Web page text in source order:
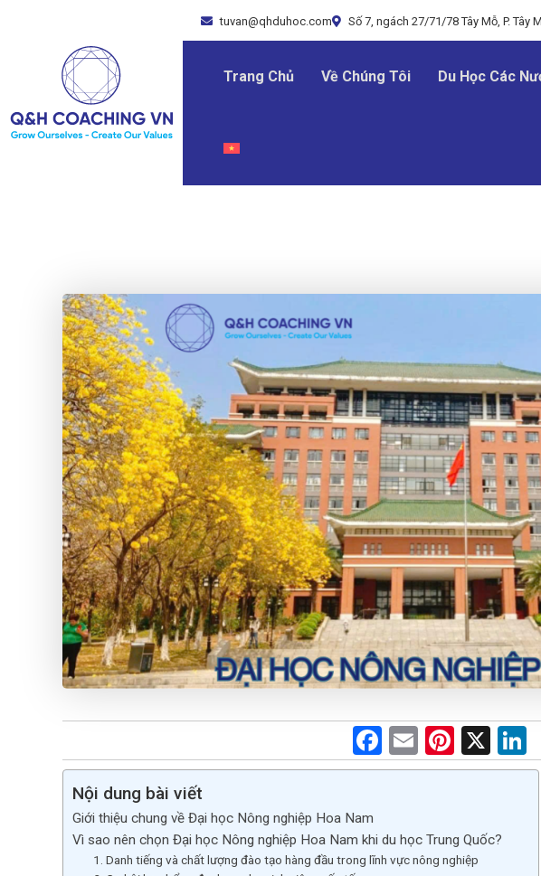
tuvan@qhduhoc.com Số 7, ngách 27/71/78 Tây Mỗ, P. Tây
Trang Chủ Về Chúng Tôi Du Học Các
F
a
b
o
E
m
Pi
nt
es
t
X
Nội dung bài viết
Giới thiệu chung về Đại học Nông nghiệp Hoa Nam
Vì sao nên chọn Đại học Nông nghiệp Hoa Nam khi du học Trung Quốc?
1. Danh tiếng và chất lượng đào tạo hàng đầu trong lĩnh vực nông nghiệp